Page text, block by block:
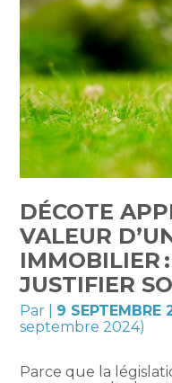
DÉCOTE
VALEUR
IMMOBILIER
JUSTIFIER
Par 9 SEPTEMBRE
septembre 2024)
Parce que la